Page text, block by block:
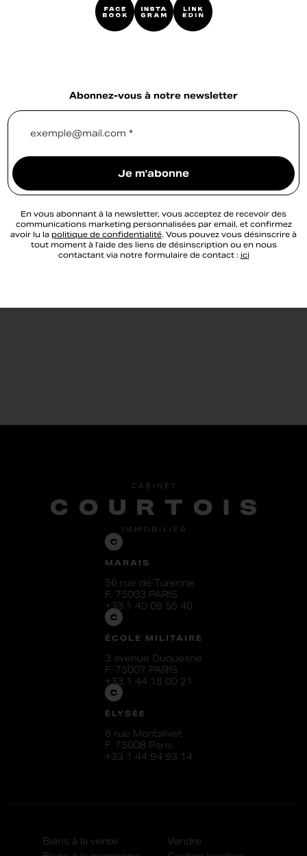
Abonnez-vous à notre newsletter
exemple@mail.com *
Je m'abonne
En vous abonnant à la newsletter, vous acceptez de recevoir des
communications marketing personnalisées par email, et confirmez
avoir lu la politique de confidentialité. Vous pouvez vous désinscrire à
tout moment à l’aide des liens de désinscription ou en nous
contactant via notre formulaire de contact : ici
MARAIS
56 rue de Turenne
F. 75003 PARIS
+33 1 40 09 55 40
ÉCOLE MILITAIRE
3 avenue Duquesne
F. 75007 PARIS
+33 1 44 18 00 21
ÉLYSÉE
6 rue Montalivet
F. 75008 Paris
+33 1 44 94 93 14
Biens à la vente
Vendre